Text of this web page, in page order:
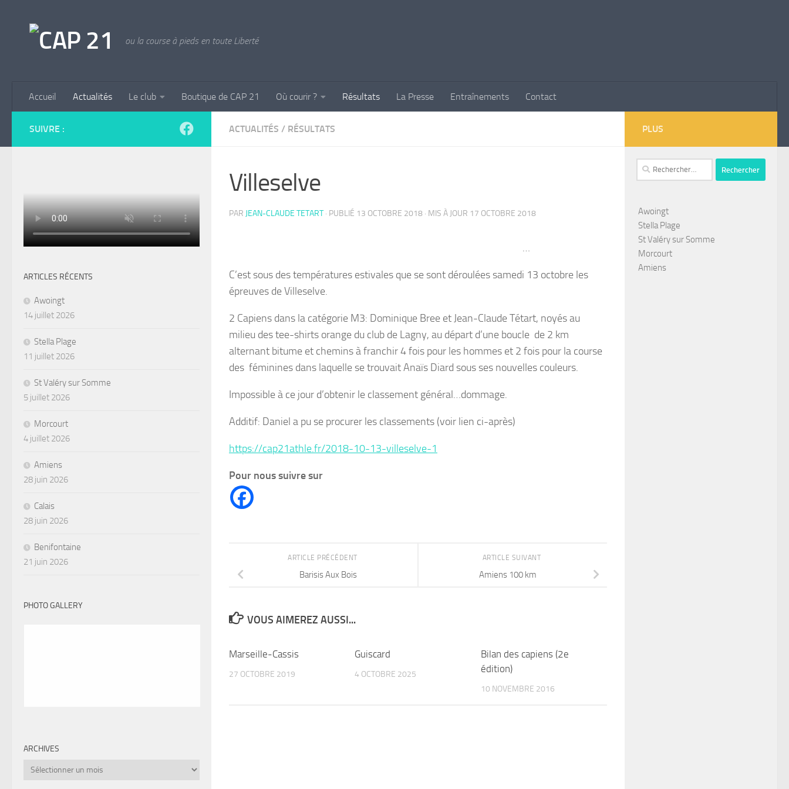
ou la course à pieds en toute Liberté
Accueil Actualités Le club Boutique de CAP 21 Où courir ? Résultats La Presse Entraînements Contact
ACTUALITÉS / RÉSULTATS
Villeselve
PAR JEAN-CLAUDE TETART · PUBLIÉ 13 OCTOBRE 2018 · MIS À JOUR 17 OCTOBRE 2018
…
C’est sous des températures estivales que se sont déroulées samedi 13 octobre les
épreuves de Villeselve.
2 Capiens dans la catégorie M3: Dominique Bree et Jean-Claude Tétart, noyés au
milieu des tee-shirts orange du club de Lagny, au départ d’une boucle de 2 km
alternant bitume et chemins à franchir 4 fois pour les hommes et 2 fois pour la course
des féminines dans laquelle se trouvait Anaïs Diard sous ses nouvelles couleurs.
Impossible à ce jour d’obtenir le classement général…dommage.
Additif: Daniel a pu se procurer les classements (voir lien ci-après)
https://cap21athle.fr/2018-10-13-villeselve-1
Pour nous suivre sur
ARTICLE SUIVANT
Amiens 100 km
ARTICLE PRÉCÉDENT
Barisis Aux Bois
VOUS AIMEREZ AUSSI...
Marseille-Cassis
27 OCTOBRE 2019
Guiscard
4 OCTOBRE 2025
Bilan des capiens (2e
édition)
10 NOVEMBRE 2016
SUIVRE :
ARTICLES RÉCENTS
Awoingt
14 juillet 2026
Stella Plage
11 juillet 2026
St Valéry sur Somme
5 juillet 2026
Morcourt
4 juillet 2026
Amiens
28 juin 2026
Calais
28 juin 2026
Benifontaine
21 juin 2026
PHOTO GALLERY
ARCHIVES
Archives
PLUS
Rechercher :
Awoingt
Stella Plage
St Valéry sur Somme
Morcourt
Amiens